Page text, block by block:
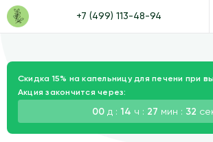
+7 (499) 113-48-94
Скидка 15% на капельницу для печени при
Акция закончится через:
00 д :14 ч : 27 мин : 31